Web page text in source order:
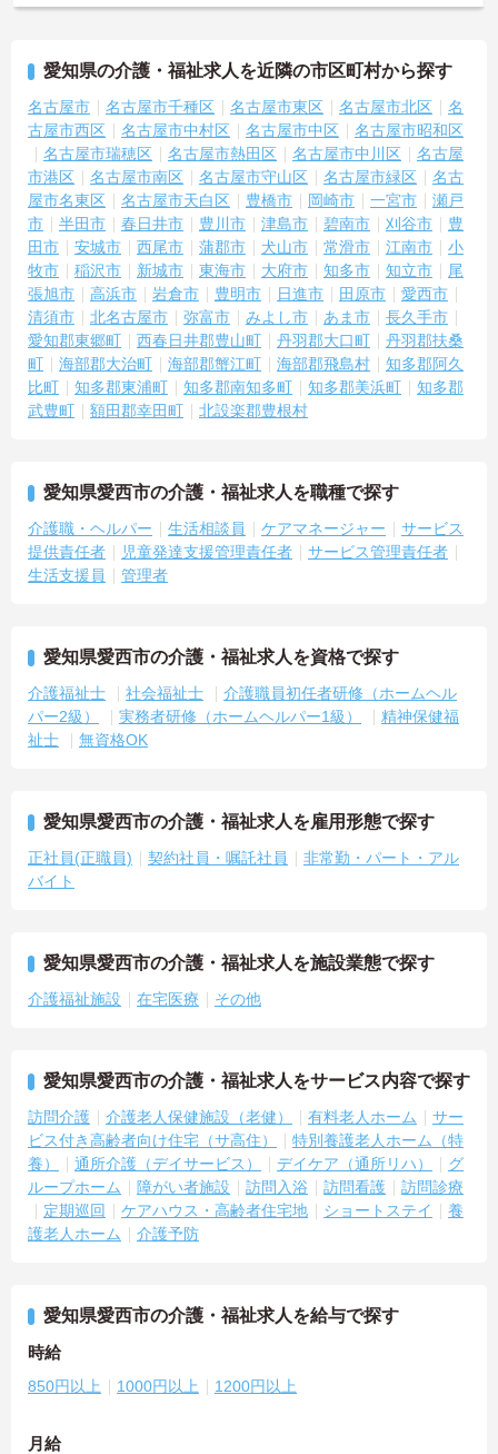
愛知県の介護・福祉求人を近隣の市区町村から探す
名古屋市 名古屋市千種区 名古屋市東区 名古屋市北区
名
古屋市西区
名古屋市中村区 名古屋市中区
名古屋市昭和区
名古屋市瑞穂区
名古屋市熱田区 名古屋市中川区
名古屋
市港区
名古屋市南区 名古屋市守山区 名古屋市緑区
名古
屋市名東区
名古屋市天白区 豊橋市 岡崎市 一宮市
瀬戸
市
半田市 春日井市 豊川市 津島市 碧南市 刈谷市
豊
田市
安城市 西尾市 蒲郡市 犬山市 常滑市 江南市
小
牧市
稲沢市 新城市 東海市 大府市 知多市 知立市
尾
張旭市
高浜市 岩倉市 豊明市 日進市 田原市
愛西市
清須市
北名古屋市 弥富市 みよし市 あま市
長久手市
愛知郡東郷町
西春日井郡豊山町 丹羽郡大口町
丹羽郡扶桑
町
海部郡大治町 海部郡蟹江町 海部郡飛島村
知多郡阿久
比町
知多郡東浦町 知多郡南知多町 知多郡美浜町
知多郡
武豊町
額田郡幸田町 北設楽郡豊根村
愛知県愛西市の介護・福祉求人を職種で探す
介護職・ヘルパー 生活相談員 ケアマネージャー
サービス
提供責任者
児童発達支援管理責任者
サービス管理責任者
生活支援員
管理者
愛知県愛西市の介護・福祉求人を資格で探す
介護福祉士 社会福祉士
介護職員初任者研修（ホームヘル
パー2級）
実務者研修（ホームヘルパー1級）
精神保健福
祉士
無資格OK
愛知県愛西市の介護・福祉求人を雇用形態で探す
正社員(正職員) 契約社員・嘱託社員
非常勤・パート・アル
バイト
愛知県愛西市の介護・福祉求人を施設業態で探す
介護福祉施設 在宅医療 その他
愛知県愛西市の介護・福祉求人をサービス内容で探す
訪問介護 介護老人保健施設（老健） 有料老人ホーム
サー
ビス付き高齢者向け住宅（サ高住）
特別養護老人ホーム（特
養）
通所介護（デイサービス） デイケア（通所リハ）
グ
ループホーム
障がい者施設 訪問入浴 訪問看護
訪問診療
定期巡回
ケアハウス・高齢者住宅地 ショートステイ
養
護老人ホーム
介護予防
愛知県愛西市の介護・福祉求人を給与で探す
時給
850円以上 1000円以上 1200円以上
月給